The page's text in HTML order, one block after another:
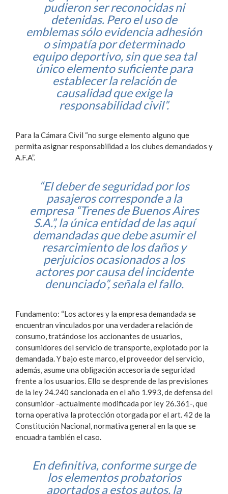
pudieron ser reconocidas ni
detenidas. Pero el uso de
emblemas sólo evidencia adhesión
o simpatía por determinado
equipo deportivo, sin que sea tal
único elemento suficiente para
establecer la relación de
causalidad que exige la
responsabilidad civil”.
Para la Cámara Civil “no surge elemento alguno que
permita asignar responsabilidad a los clubes demandados y
A.F.A”.
“El deber de seguridad por los
pasajeros corresponde a la
empresa “Trenes de Buenos Aires
S.A.”, la única entidad de las aquí
demandadas que debe asumir el
resarcimiento de los daños y
perjuicios ocasionados a los
actores por causa del incidente
denunciado”, señala el fallo.
Fundamento: “Los actores y la empresa demandada se
encuentran vinculados por una verdadera relación de
consumo, tratándose los accionantes de usuarios,
consumidores del servicio de transporte, explotado por la
demandada. Y bajo este marco, el proveedor del servicio,
además, asume una obligación accesoria de seguridad
frente a los usuarios. Ello se desprende de las previsiones
de la ley 24.240 sancionada en el año 1.993, de defensa del
consumidor -actualmente modificada por ley 26.361-, que
torna operativa la protección otorgada por el art. 42 de la
Constitución Nacional, normativa general en la que se
encuadra también el caso.
En definitiva, conforme surge de
los elementos probatorios
aportados a estos autos, la